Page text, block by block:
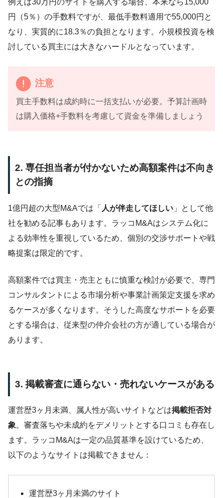
例えば30万円のサイトを購入する場合、本来なら15,000
円（5％）の手数料ですが、最低手数料適用で55,000円と
なり、実質的に18.3％の負担となります。小規模投資を検
討している買主には大きなハードルとなっています。
注意
買主手数料は成約時に一括支払いが必要。予算計画時
は購入価格+手数料を考慮して資金を準備しましょう
2. 専任担当者が付かないため高額案件は不向き
との指摘
1億円超の大型M&Aでは「 人が伴走してほしい 」として他
社を勧める記事もあります。ラッコM&Aはシステム化に
よる効率性を重視しているため、個別の交渉サポートや戦
略提案は限定的です。
高額案件では買主・売主ともに慎重な検討が必要で、専門
コンサルタントによる市場分析や事業計画策定支援を求め
るケースが多くなります。そうした高度なサポートを必要
とする場合は、従来型の仲介会社の方が適している場合が
あります。
3. 掲載審査に通らない・売れないケースがある
運営歴3ヶ月未満、属人性が高いサイトなどは掲載拒否対
象。審査落ちや未成約をデメリットとする口コミも存在し
ます。ラッコM&Aは一定の品質基準を設けているため、
以下のようなサイトは掲載できません：
運営歴3ヶ月未満のサイト